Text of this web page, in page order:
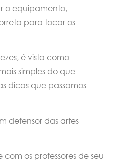
o equipamento,
para tocar os
é vista como
simples do que
dicas que passamos
defensor das artes
os professores de seu